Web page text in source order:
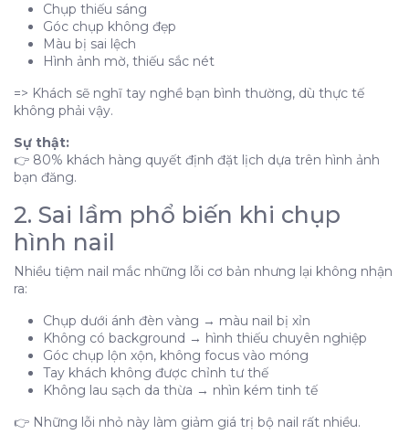
5. Đăng bài đúng cách để có khách
Một bài đăng hiệu quả cần có:
6. Vì sao tiệm bạn đẹp nhưng vẫn “vắng”?
7. Giải pháp đơn giản nhưng hiệu quả
Làm nail đẹp là điều kiện cần, nhưng biết cách
khách.
1. Thời đại khách hàng “chọn bằng mắt”
3. Cách chụp hình nail đẹp bằng điện thoại (ai
cũng làm được)
Ánh sáng là quan trọng nhất
Background (phông nền)
Tư thế tay khách
4. Chỉnh ảnh – bước quyết định khách có inbox
hay không
App nên dùng:
5. Đăng bài đúng cách để có khách
Chụp thiếu sáng
Góc chụp không đẹp
Màu bị sai lệch
Hình ảnh mờ, thiếu sắc nét
=> Khách sẽ nghĩ tay nghề bạn bình thường, dù thực tế
không phải vậy.
Sự thật:
👉 80% khách hàng quyết định đặt lịch dựa trên hình ảnh
bạn đăng.
2. Sai lầm phổ biến khi chụp
hình nail
Nhiều tiệm nail mắc những lỗi cơ bản nhưng lại không nhận
ra:
Chụp dưới ánh đèn vàng → màu nail bị xỉn
Không có background → hình thiếu chuyên nghiệp
Góc chụp lộn xộn, không focus vào móng
Tay khách không được chỉnh tư thế
Không lau sạch da thừa → nhìn kém tinh tế
👉 Những lỗi nhỏ này làm giảm giá trị bộ nail rất nhiều.